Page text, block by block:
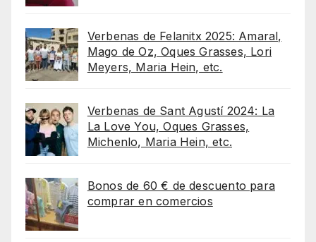
Verbenas de Felanitx 2025: Amaral,
Mago de Oz, Oques Grasses, Lori
Meyers, Maria Hein, etc.
Verbenas de Sant Agustí 2024: La
La Love You, Oques Grasses,
Michenlo, Maria Hein, etc.
Bonos de 60 € de descuento para
comprar en comercios